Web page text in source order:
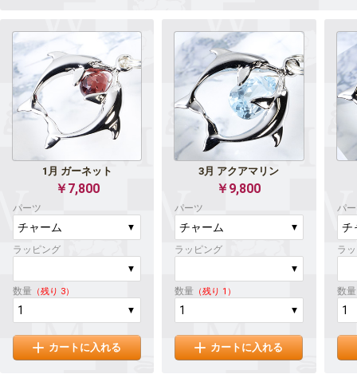
1月 ガーネット
￥7,800
パーツ
ラッピング
数量 （残り 3）
カートに入れる
3月 アクアマリン
￥9,800
パーツ
ラッピング
数量 （残り 1）
カートに入れる
パ
ラ
数量